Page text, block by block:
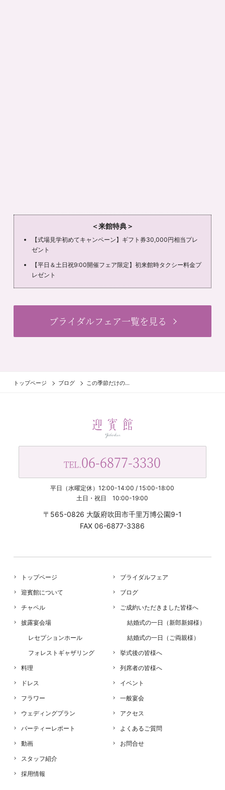
＜来館特典＞
【式場見学初めてキャンペーン】ギフト券30,000円相当プレ
ゼント
【平日＆土日祝9:00開催フェア限定】初来館時タクシー料金プ
レゼント
ブライダルフェア一覧を見る
トップページ ブログ この季節だけの...
TEL.06-6877-3330
平日（水曜定休）12:00-14:00 / 15:00-18:00
土日・祝日 10:00-19:00
〒565-0826 大阪府吹田市千里万博公園9-1
FAX 06-6877-3386
トップページ
迎賓館について
チャペル
披露宴会場
レセプションホール
フォレストギャザリング
料理
ドレス
フラワー
ウェディングプラン
パーティーレポート
動画
スタッフ紹介
採用情報
ブライダルフェア
ブログ
ご成約いただきました皆様へ
結婚式の一日（新郎新婦様）
結婚式の一日（ご両親様）
挙式後の皆様へ
列席者の皆様へ
イベント
一般宴会
アクセス
よくあるご質問
お問合せ